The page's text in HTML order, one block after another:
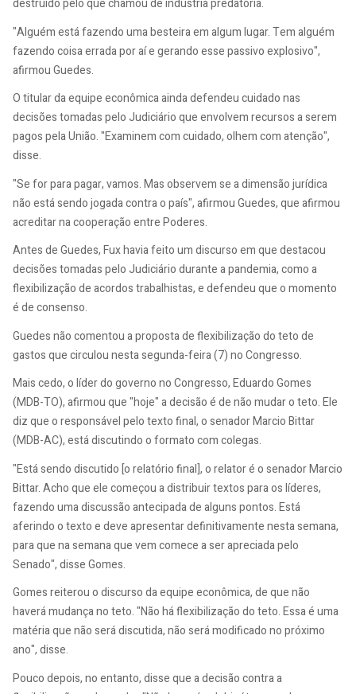
destruído pelo que chamou de indústria predatória.
"Alguém está fazendo uma besteira em algum lugar. Tem alguém
fazendo coisa errada por aí e gerando esse passivo explosivo",
afirmou Guedes.
O titular da equipe econômica ainda defendeu cuidado nas
decisões tomadas pelo Judiciário que envolvem recursos a serem
pagos pela União. "Examinem com cuidado, olhem com atenção",
disse.
"Se for para pagar, vamos. Mas observem se a dimensão jurídica
não está sendo jogada contra o país", afirmou Guedes, que afirmou
acreditar na cooperação entre Poderes.
Antes de Guedes, Fux havia feito um discurso em que destacou
decisões tomadas pelo Judiciário durante a pandemia, como a
flexibilização de acordos trabalhistas, e defendeu que o momento
é de consenso.
Guedes não comentou a proposta de flexibilização do teto de
gastos que circulou nesta segunda-feira (7) no Congresso.
Mais cedo, o líder do governo no Congresso, Eduardo Gomes
(MDB-TO), afirmou que "hoje" a decisão é de não mudar o teto. Ele
diz que o responsável pelo texto final, o senador Marcio Bittar
(MDB-AC), está discutindo o formato com colegas.
"Está sendo discutido [o relatório final], o relator é o senador Marcio
Bittar. Acho que ele começou a distribuir textos para os líderes,
fazendo uma discussão antecipada de alguns pontos. Está
aferindo o texto e deve apresentar definitivamente nesta semana,
para que na semana que vem comece a ser apreciada pelo
Senado", disse Gomes.
Gomes reiterou o discurso da equipe econômica, de que não
haverá mudança no teto. "Não há flexibilização do teto. Essa é uma
matéria que não será discutida, não será modificado no próximo
ano", disse.
Pouco depois, no entanto, disse que a decisão contra a